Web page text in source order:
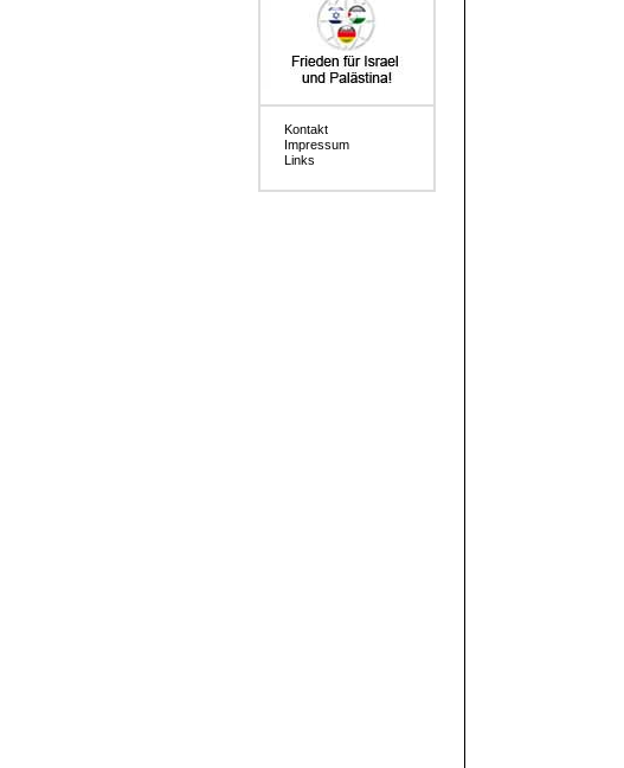
Kontakt
Impressum
Links